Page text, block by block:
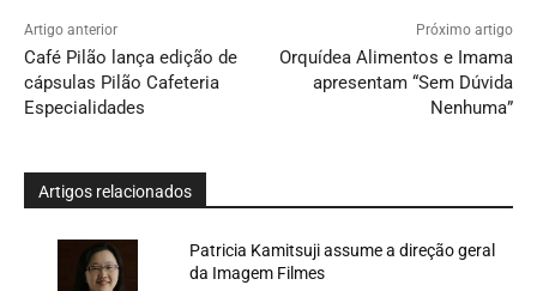
Artigo anterior
Café Pilão lança edição de
cápsulas Pilão Cafeteria
Especialidades
Próximo artigo
Orquídea Alimentos e Imama
apresentam “Sem Dúvida
Nenhuma”
Artigos relacionados
Patricia Kamitsuji assume a direção geral
da Imagem Filmes